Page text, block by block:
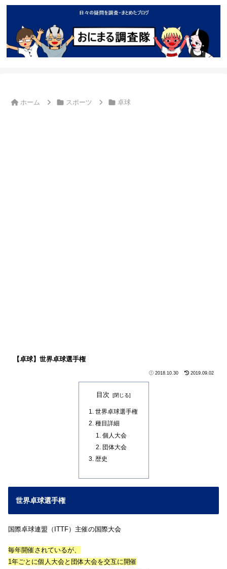
ホーム スポーツ 卓球
【卓球】世界卓球選手権
2018.10.30 2019.09.02
目次
世界卓球選手権
種目詳細
個人大会
団体大会
歴史
世界卓球選手権
国際卓球連盟（ITTF）主催の国際大会
毎年開催されているが、
1年ごとに個人大会と団体大会を交互に開催